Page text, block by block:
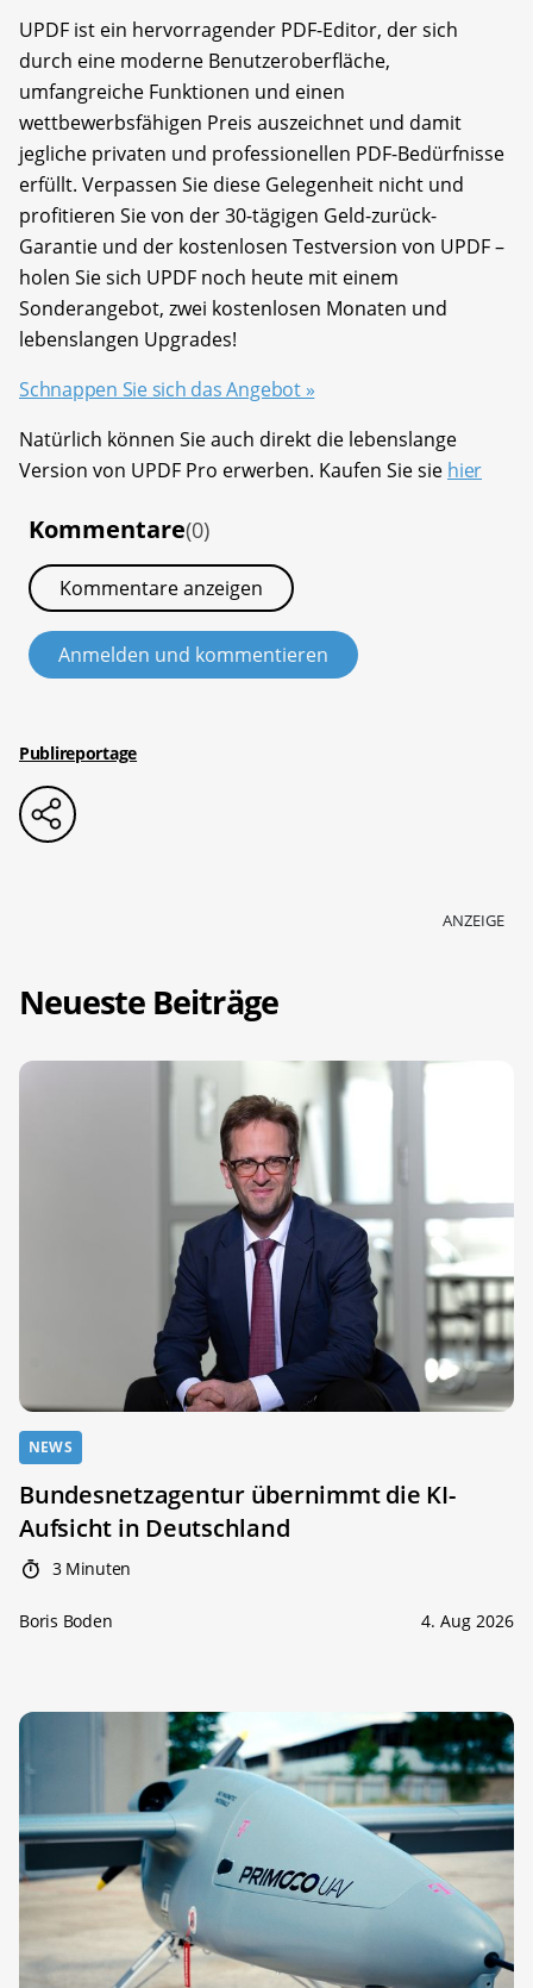
UPDF ist ein hervorragender PDF-Editor, der sich
durch eine moderne Benutzeroberfläche,
umfangreiche Funktionen und einen
wettbewerbsfähigen Preis auszeichnet und damit
jegliche privaten und professionellen PDF-Bedürfnisse
erfüllt. Verpassen Sie diese Gelegenheit nicht und
profitieren Sie von der 30-tägigen Geld-zurück-
Garantie und der kostenlosen Testversion von UPDF –
holen Sie sich UPDF noch heute mit einem
Sonderangebot, zwei kostenlosen Monaten und
lebenslangen Upgrades!
Schnappen Sie sich das Angebot »
Natürlich können Sie auch direkt die lebenslange
Version von UPDF Pro erwerben. Kaufen Sie sie hier
Kommentare(0)
Kommentare anzeigen
Anmelden und kommentieren
Publireportage
ANZEIGE
Neueste Beiträge
NEWS
Bundesnetzagentur übernimmt die KI-
Aufsicht in Deutschland
3 Minuten
Boris Boden 4. Aug 2026